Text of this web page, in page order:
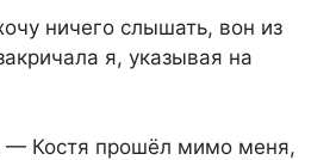
ничего слышать, вон из
я, указывая на
— Костя прошёл мимо меня,